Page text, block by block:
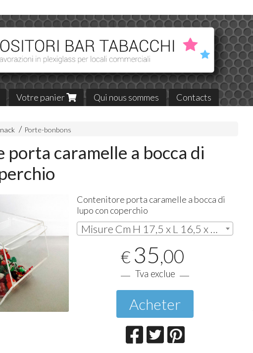
Votre panier Qui nous sommes Contacts
Porte-bonbons
caramelle a bocca di
Contenitore porta caramelle a bocca di
lupo con coperchio
Misure Cm H 17,5 x L 16,5 x P 20 (#EPC70ACOP) | € 35,00
€ 35,00
Tva exclue
Acheter